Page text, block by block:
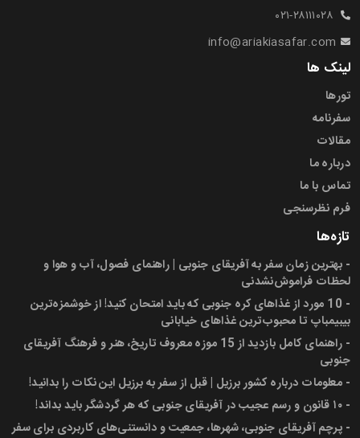
۰۲۱-۲۸۱۱۱۰۲۸
info@ariakiasafar.com
لینک ها
تورها
سفرنامه
مقالات
درباره ما
تماس با ما
فرم نظرسنجی
تازه‌ها
- بهترین زمان سفر به آفریقای جنوبی | راهنمای فصول، آب و هوا و
لحظات فراموش‌نشدنی
-
10 مورد از غذاهای کره جنوبی که باید امتحان کنید! از خوشمزه‌ترین
بیبیمباپ تا محبوب‌ترین غذاهای خیابانی
-
راهنمای کامل بازدید از 15 موزه معروف تاریخ، هنر و فرهنگ آفریقای
جنوبی
- معلومات درباره کشور برزیل | قبل از سفر به برزیل این نکات را بدانید!
- ۱۰ قانون و رسم عجیب در آفریقای جنوبی که هر گردشگر باید بداند!
- پرچم آفریقای جنوبی، شهرها، جمعیت و دانستنی‌های کاربردی برای سفر